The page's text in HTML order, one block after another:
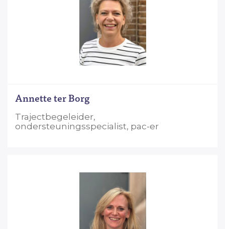
Annette ter Borg
Trajectbegeleider,
ondersteuningsspecialist, pac-er